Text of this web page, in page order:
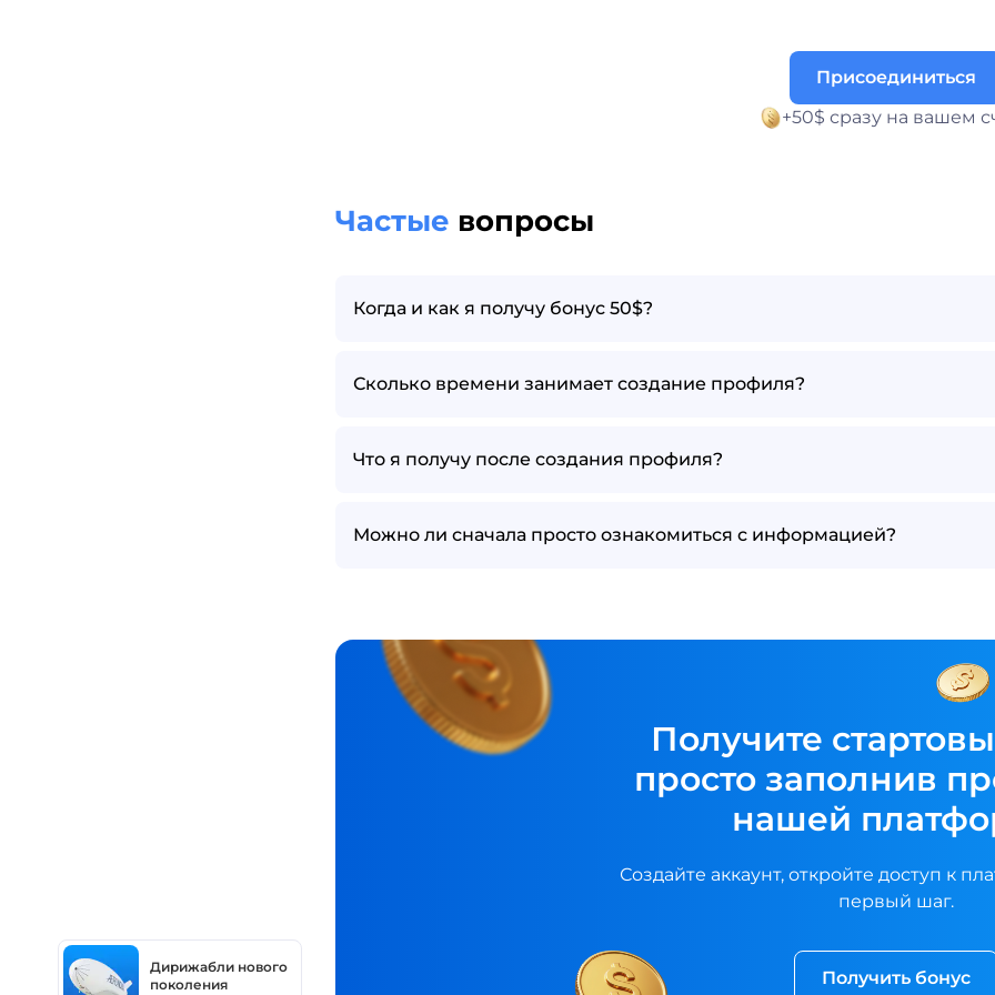
Дирижабли нового
поколения
Присоединиться
+50$ сразу на вашем
Частые вопросы
Когда и как я получу бонус 50$?
Сколько времени занимает создание профиля?
Что я получу после создания профиля?
Можно ли сначала просто ознакомиться с информацией?
Получите
просто заполнив
нашей
Создайте аккаунт, откройте доступ к
первый шаг.
Получить бонус